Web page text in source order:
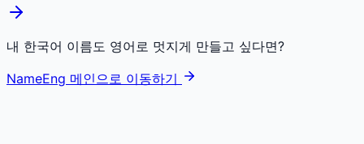
내 한국어 이름도 영어로 멋지게 만들고 싶다면?
NameEng 메인으로 이동하기